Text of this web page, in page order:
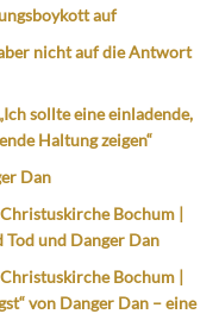
auf
nicht auf die Antwort
„Ich sollte eine einladende,
Haltung zeigen“
Dan
Bochum |
Tod und Danger Dan
Bochum |
von Danger Dan – eine